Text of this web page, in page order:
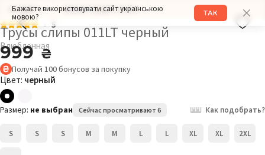
Бажаєте використовувати сайт українською
мовою?
ТАК
РАЗМЕР: L ОБХВАТ БЕДЕР: 102СМ
5
Трусы слипы 011LT черный
Влюбленная
999₴
Получай 100бонусов за покупку
Цвет: черный
Размер: не выбран Сейчас просматривают 6 Как подобрать?
S S S M M L L XL XL 2XL